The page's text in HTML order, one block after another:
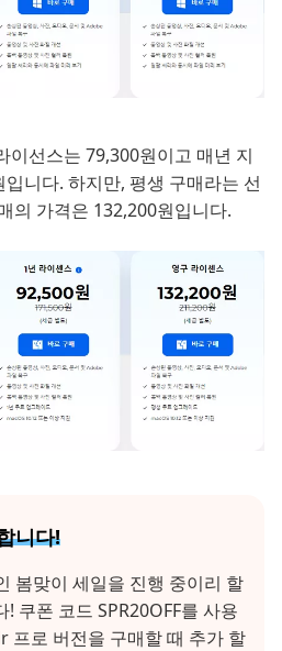
이선스는 79,300원이고 매년 지
니다. 하지만, 평생 구매라는 선
의 가격은 132,200원입니다.
니다!
봄맞이 세일을 진행 중이리 할
쿠폰 코드 SPR20OFF를 사용
프로 버전을 구매할 때 추가 할